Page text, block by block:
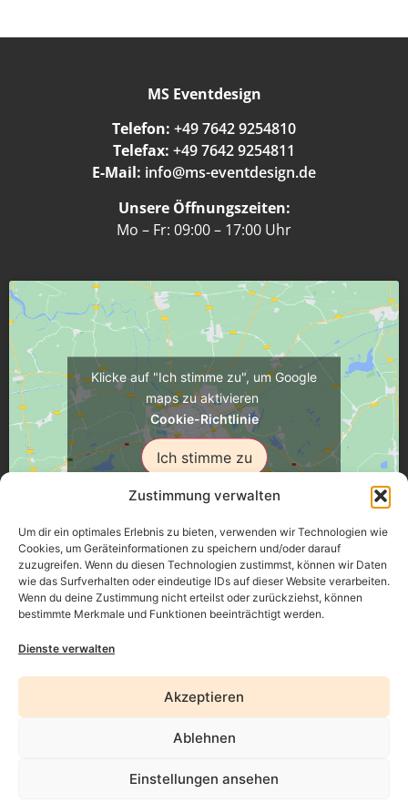
Zustimmung verwalten
Um dir ein optimales Erlebnis zu bieten, verwenden wir Technologien wie
Cookies, um Geräteinformationen zu speichern und/oder darauf
zuzugreifen. Wenn du diesen Technologien zustimmst, können wir Daten
wie das Surfverhalten oder eindeutige IDs auf dieser Website verarbeiten.
Wenn du deine Zustimmung nicht erteilst oder zurückziehst, können
bestimmte Merkmale und Funktionen beeinträchtigt werden.
Dienste verwalten
Akzeptieren
Ablehnen
Einstellungen ansehen
MS Eventdesign
Telefon: +49 7642 9254810
Telefax: +49 7642 9254811
E-Mail: info@ms-eventdesign.de
Unsere Öffnungszeiten:
Mo – Fr: 09:00 – 17:00 Uhr
Klicke auf "Ich stimme zu", um Google
maps zu aktivieren
Cookie-Richtlinie
Ich stimme zu
Üsenberger Strasse 11, 79346 Endingen a.K.
Erklärung zur Barrierefreiheit
AGB
Widerrufsrecht